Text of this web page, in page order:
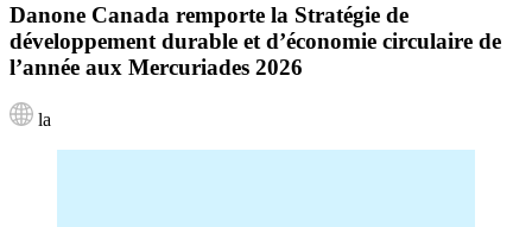
Danone Canada remporte la Stratégie de
développement durable et d’économie circulaire de
l’année aux Mercuriades 2026
la